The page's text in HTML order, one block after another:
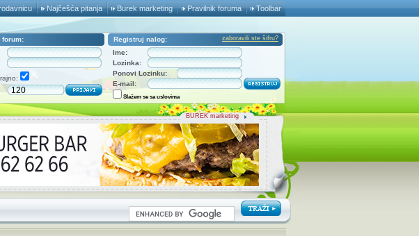
Toolbar
Pravilnik foruma
Burek marketing
Najčešća pitanja
forum:
Registruj nalog: zaboravili ste šifru?
Ime:
Lozinka:
Ponovi Lozinku:
E-mail:
Slažem se sa uslovima
BUREK marketing